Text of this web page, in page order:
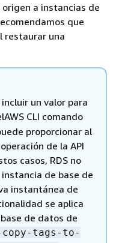
a instancias de
que
restaurar una
un valor para
CLI comando
proporcionar al
de la API
casos, RDS no
de base de
instantánea de
se aplica
de datos de
tags-to-